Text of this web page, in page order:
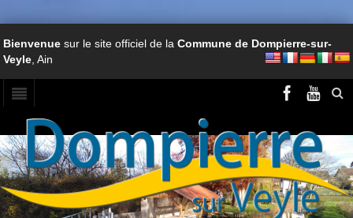
Bienvenuesur le site officiel de laCommune de Dompierre-sur-
Veyle , Ain